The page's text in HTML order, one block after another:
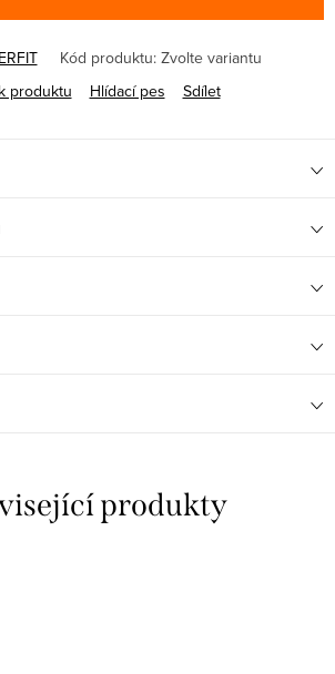
Kód produktu: Zvolte variantu
produktu
Hlídací pes Sdílet
produkty